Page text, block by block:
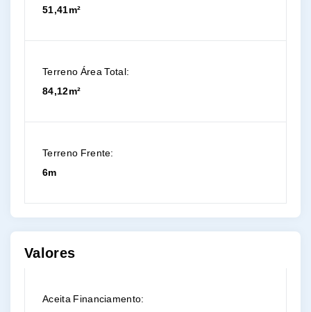
51,41m²
Terreno Área Total:
84,12m²
Terreno Frente:
6m
Valores
Aceita Financiamento: